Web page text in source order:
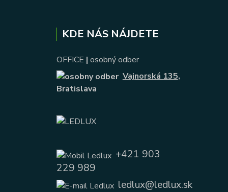
KDE NÁS NÁJDETE
OFFICE | osobný odber
Vajnorská 135,
Bratislava
+421 903
229 989
ledlux@ledlux.sk